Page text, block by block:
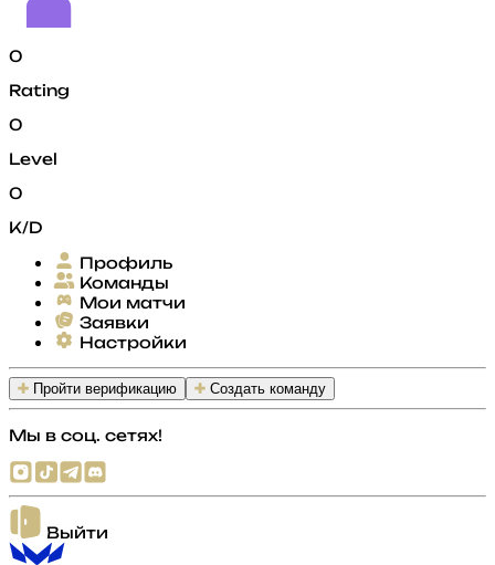
0
Rating
0
Level
0
K/D
Профиль
Команды
Мои матчи
Заявки
Настройки
Пройти верификацию Создать команду
Мы в соц. сетях!
Выйти